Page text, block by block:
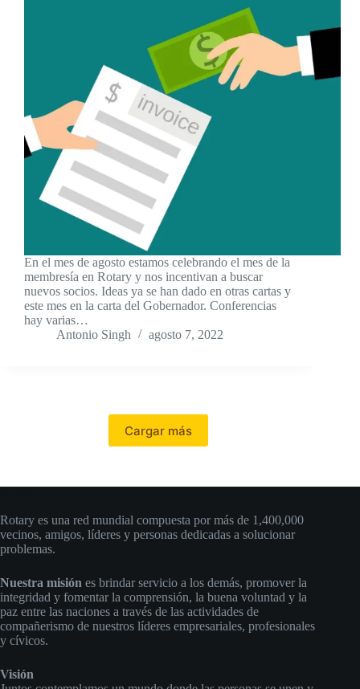
En el mes de agosto estamos celebrando el mes de la
membresía en Rotary y nos incentivan a buscar
nuevos socios. Ideas ya se han dado en otras cartas y
este mes en la carta del Gobernador. Conferencias
hay varias…
Antonio Singh
agosto 7, 2022
Cargar más
Rotary es una red mundial compuesta por más de 1,400,000
vecinos, amigos, líderes y personas dedicadas a solucionar
problemas.
Nuestra misión es brindar servicio a los demás, promover la
integridad y fomentar la comprensión, la buena voluntad y la
paz entre las naciones a través de las actividades de
compañerismo de nuestros líderes empresariales, profesionales
y cívicos.
Visión